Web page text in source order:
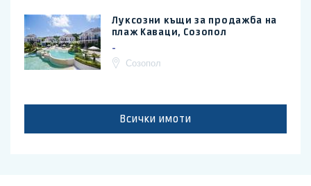
Луксозни къщи за продажба на
плаж Каваци, Созопол
-
Созопол
Всички имоти